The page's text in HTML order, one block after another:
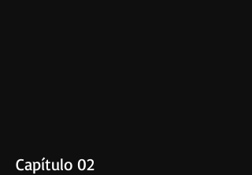
Capítulo 02